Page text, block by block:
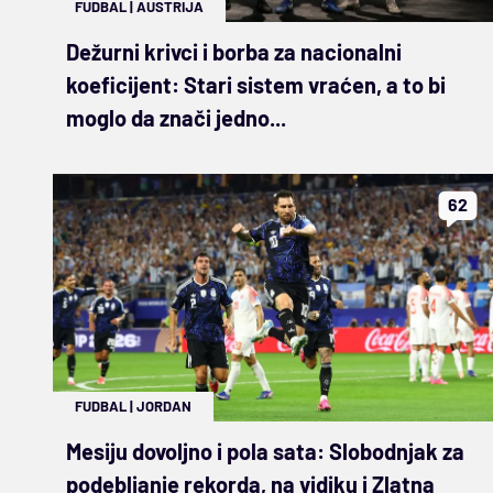
FUDBAL|AUSTRIJA
Dežurni krivci i borba za nacionalni
koeficijent: Stari sistem vraćen, a to bi
moglo da znači jedno...
62
FUDBAL|JORDAN
Mesiju dovoljno i pola sata: Slobodnjak za
podebljanje rekorda, na vidiku i Zlatna